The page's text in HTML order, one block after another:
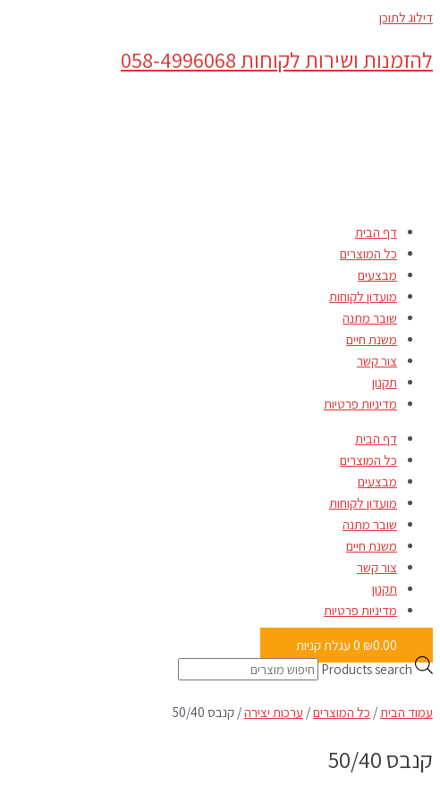
דילוג לתוכן
להזמנות ושירות לקוחות 058-4996068
דף הבית
כל המוצרים
מבצעים
מועדון לקוחות
שובר מתנה
משנת חיים
צור קשר
תקנון
מדיניות פרטיות
דף הבית
כל המוצרים
מבצעים
מועדון לקוחות
שובר מתנה
משנת חיים
צור קשר
תקנון
מדיניות פרטיות
₪0.00
0 עגלת קניות
Products search
עמוד הבית/ כל המוצרים/ ערכות יצירה/ קנבס 50/40
קנבס 50/40